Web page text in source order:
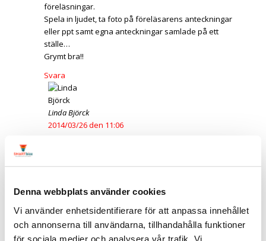
Denna webbplats använder cookies
Vi använder enhetsidentifierare för att anpassa innehållet
och annonserna till användarna, tillhandahålla funktioner
för sociala medier och analysera vår trafik. Vi
föreläsningar.
Spela in ljudet, ta foto på föreläsarens anteckningar
eller ppt samt egna anteckningar samlade på ett
ställe…
Grymt bra!!
Svara
Linda Björck
2014/03/26 den 11:06
ingrita
2014/03/30 den 21:31